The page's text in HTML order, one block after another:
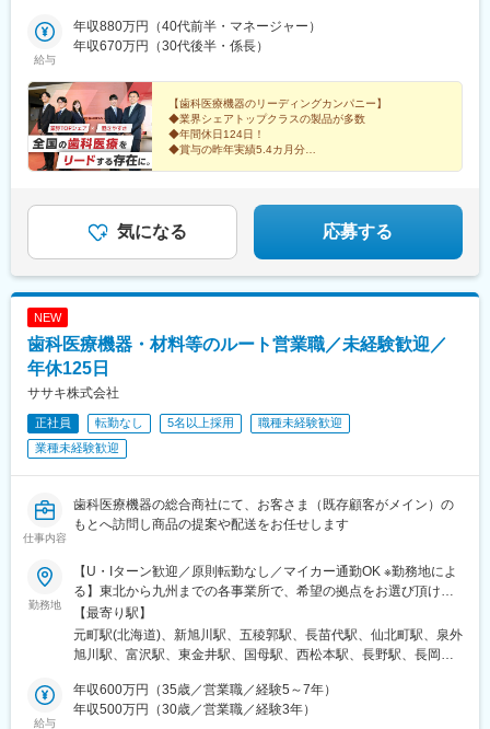
なく業界・製品知識の習得が可能です。
■金融や販売業など異業界からご入社された方が活躍しています。
【働き方】
■歯科医院の終業後の時間帯での商談が発生することがあります
が、それを含めても平均残業は20時間程度となり、働きやすい環
境です。
■商談やメンテナンス等の対応のため、歯科医院が開業している土
【当社の魅力】
歯科業界に特化して事業展開しており、国内で50％以上の歯科医
支店■大阪第2営業所■大阪南営業所■神戸営業所■京都営業所■金沢
営業所＜中国・四国エリア＞■広島営業所■岡山営業所＜九州エリ
小倉駅、原爆資料館駅、二中通駅、北１２条駅、西大橋駅、中央
市場前駅、比治山下駅、大学病院駅、北１３条東駅、心斎橋駅、
給与
年収880万円（40代前半・マネージャー）
年収670万円（30代後半・係長）
【歯科医療機器のリーディングカンパニー】
◆業界シェアトップクラスの製品が多数
◆年間休日124日！
◆賞与の昨年実績5.4カ月分
気になる 応募する
NEW
歯科医療機器・材料等のルート営業職／未経験歓迎／
年休125日
ササキ株式会社
正社員 転勤なし 5名以上採用
職種未経験歓迎
業種未経験歓迎
仕事内容
歯科医療機器の総合商社にて、お客さま（既存顧客がメイン）の
もとへ訪問し商品の提案や配送をお任せします
勤務地
【U・Iターン歓迎／原則転勤なし／マイカー通勤OK ※勤務地によ
る】東北から九州までの各事業所で、希望の拠点をお選び頂けま
す！＜北海道エリア＞■札幌支店■旭川店■函館店＜東北エリア＞■
八戸店■盛岡支店■秋田店■仙台支店■山形営業所＜北陸エリア＞■
甲府支店■松本支店■長野店■長岡店＜首都圏エリア＞■東京支店■
玉鴻巣店■厚木支店■横浜支店■高崎営業所■情報機器開発営業部
（八王子支店内）＜東海エリア＞■岡崎支店■浜松支店■岐阜支店■
【最寄り駅】
元町駅(北海道)、新旭川駅、五稜郭駅、長苗代駅、仙北町駅、泉外
旭川駅、富沢駅、東金井駅、国母駅、西松本駅、長野駅、長岡
葉キャンパス駅、北与野駅、鴻巣駅、本厚木駅、伊勢佐木長者町
駅、高崎駅、京王八王子駅、美合駅、助信駅、西岐阜駅、久居
給与
年収600万円（35歳／営業職／経験5～7年）
年収500万円（30歳／営業職／経験3年）